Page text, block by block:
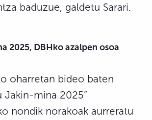
baduzue, galdetu Sarari.
2025, DBHko azalpen osoa
oharretan bideo baten
Jakin-mina 2025”
nondik norakoak aurreratu